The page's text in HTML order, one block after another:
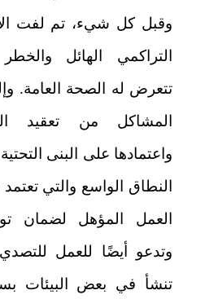
وقبل كل شيء، تم لفت
التراكمي الهائل
تتعرض له الصحة العامة.
المشاكل من تعقيد
واعتمادها على البنى
النطاق الواسع والتي
العمل المؤهل لضمان
وتدعو أيضًا للعمل
تنشأ في بعض البيئات